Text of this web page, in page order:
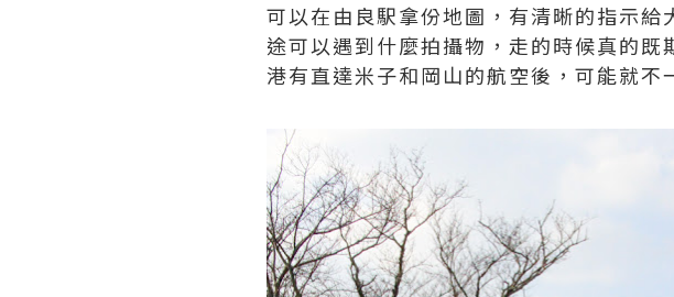
可以在由良駅拿份地圖，有清晰的指示
途可以遇到什麼拍攝物，走的時候真的
港有直達米子和岡山的航空後，可能就不